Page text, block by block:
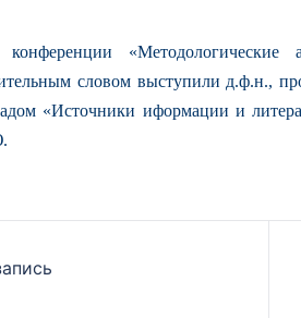
конференции
словом выступили д.ф.н.,
«Источники иформации и